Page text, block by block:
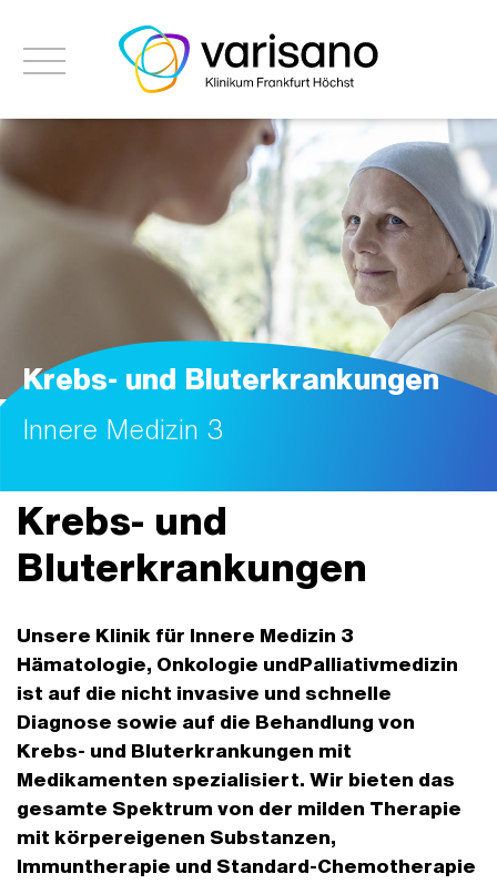
Krebs- und Bluterkrankungen
Innere Medizin 3
Krebs- und
Bluterkrankungen
Unsere Klinik für Innere Medizin 3
Hämatologie, Onkologie undPalliativmedizin
ist auf die nicht invasive und schnelle
Diagnose sowie auf die Behandlung von
Krebs- und Bluterkrankungen mit
Medikamenten spezialisiert. Wir bieten das
gesamte Spektrum von der milden Therapie
mit körpereigenen Substanzen,
Immuntherapie und Standard-Chemotherapie